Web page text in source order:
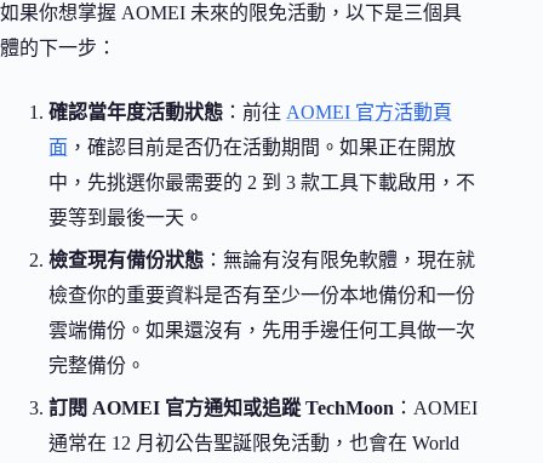
如果你想掌握 AOMEI 未來的限免活動，以下是三個具
體的下一步：
確認當年度活動狀態 ：前往 AOMEI 官方活動頁
面 ，確認目前是否仍在活動期間。如果正在開放
中，先挑選你最需要的 2 到 3 款工具下載啟用，不
要等到最後一天。
檢查現有備份狀態 ：無論有沒有限免軟體，現在就
檢查你的重要資料是否有至少一份本地備份和一份
雲端備份。如果還沒有，先用手邊任何工具做一次
完整備份。
訂閱 AOMEI 官方通知或追蹤 TechMoon ：AOMEI
通常在 12 月初公告聖誕限免活動，也會在 World